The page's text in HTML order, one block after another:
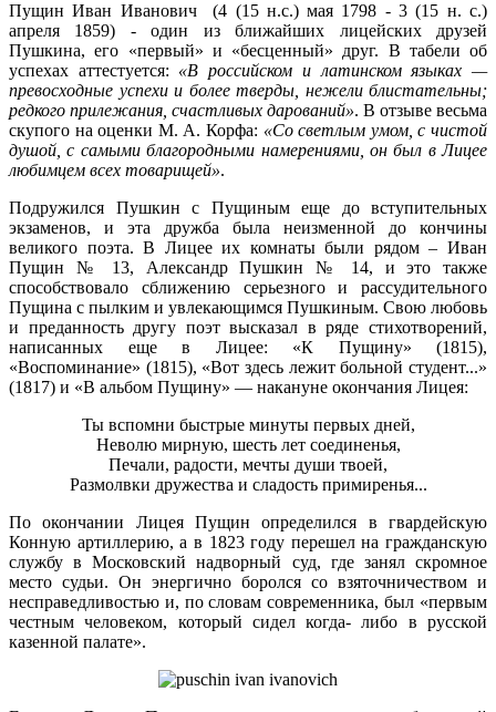
Пущин Иван Иванович (4 (15 н.с.) мая 1798 - 3 (15 н. с.)
апреля 1859) - один из ближайших лицейских друзей
Пушкина, его «первый» и «бесценный» друг. В табели об
успехах аттестуется: «В российском и латинском языках —
превосходные успехи и более тверды, нежели блистательны;
редкого прилежания, счастливых дарований». В отзыве весьма
скупого на оценки М. А. Корфа: «Со светлым умом, с чистой
душой, с самыми благородными намерениями, он был в Лицее
любимцем всех товарищей».
Подружился Пушкин с Пущиным еще до вступительных
экзаменов, и эта дружба была неизменной до кончины
великого поэта. В Лицее их комнаты были рядом – Иван
Пущин № 13, Александр Пушкин № 14, и это также
способствовало сближению серьезного и рассудительного
Пущина с пылким и увлекающимся Пушкиным. Свою любовь
и преданность другу поэт высказал в ряде стихотворений,
написанных еще в Лицее: «К Пущину» (1815),
«Воспоминание» (1815), «Вот здесь лежит больной студент...»
(1817) и «В альбом Пущину» — накануне окончания Лицея:
Ты вспомни быстрые минуты первых дней,
Неволю мирную, шесть лет соединенья,
Печали, радости, мечты души твоей,
Размолвки дружества и сладость примиренья...
По окончании Лицея Пущин определился в гвардейскую
Конную артиллерию, а в 1823 году перешел на гражданскую
службу в Московский надворный суд, где занял скромное
место судьи. Он энергично боролся со взяточничеством и
несправедливостью и, по словам современника, был «первым
честным человеком, который сидел когда- либо в русской
казенной палате».